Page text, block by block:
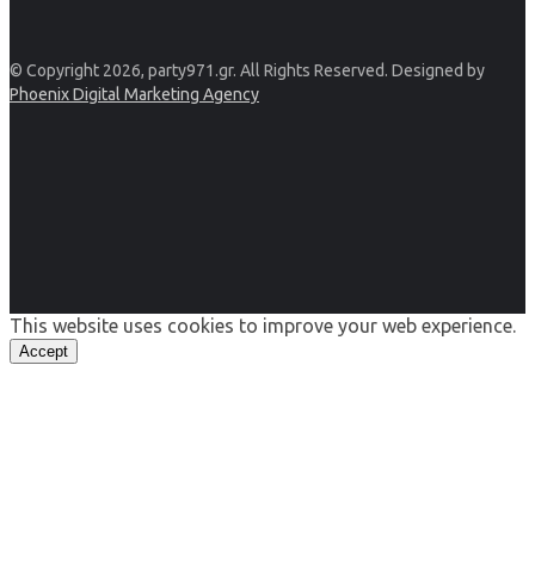
© Copyright 2026, party971.gr. All Rights Reserved. Designed by
Phoenix Digital Marketing Agency
This website uses cookies to improve your web experience.
Accept